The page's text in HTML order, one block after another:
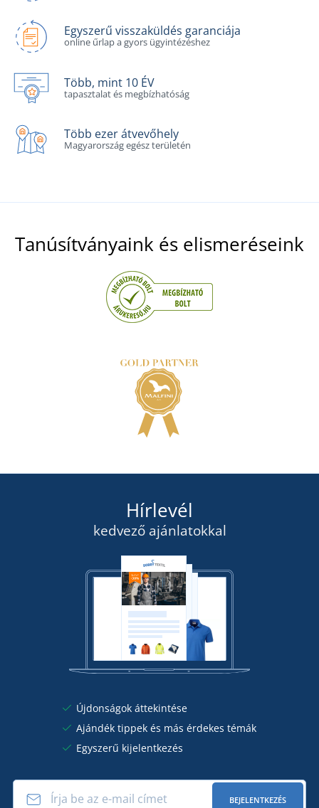
Egyszerű visszaküldés garanciája
online űrlap a gyors ügyintézéshez
Több, mint 10 ÉV
tapasztalat és megbízhatóság
Több ezer átvevőhely
Magyarország egész területén
Tanúsítványaink és elismeréseink
Hírlevél
kedvező ajánlatokkal
Újdonságok áttekintése
Ajándék tippek és más érdekes témák
Egyszerű kijelentkezés
BEJELENTKEZÉS